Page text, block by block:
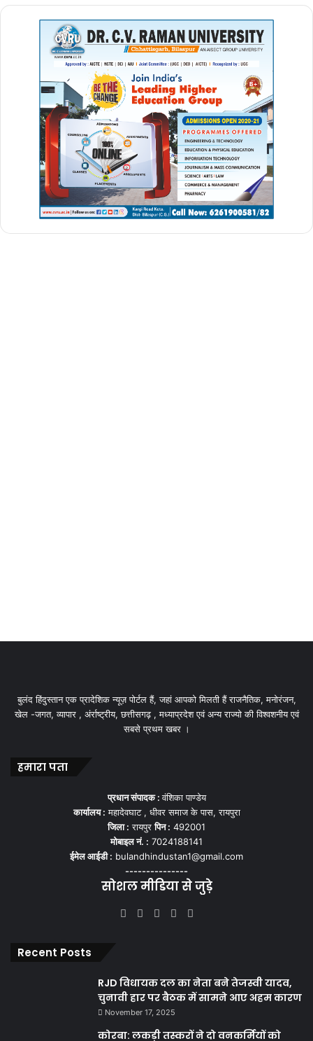
बुलंद हिंदुस्तान एक प्रादेशिक न्यूज़ पोर्टल हैं, जहां आपको मिलती हैं राजनैतिक, मनोरंजन,
खेल -जगत, व्यापार , अंर्राष्ट्रीय, छत्तीसगढ़ , मध्याप्रदेश एवं अन्य राज्यो की विश्वशनीय एवं
सबसे प्रथम खबर ।
हमारा पता
प्रधान संपादक :वंशिका पाण्डेय
कार्यालय : महादेवघाट , धीवर समाज के पास, रायपुरा
जिला : रायपुरपिन : 492001
मोबाइल नं. : 7024188141
ईमेल आईडी : bulandhindustan1@gmail.com
---------------
सोशल मीडिया से जुड़े
Facebook
X YouTubeInstagram
Recent Posts
RJD विधायक दल का नेता बने तेजस्वी यादव,
चुनावी हार पर बैठक में सामने आए अहम कारण
November 17, 2025
कोरबा: लकड़ी तस्करों ने दो वनकर्मियों को